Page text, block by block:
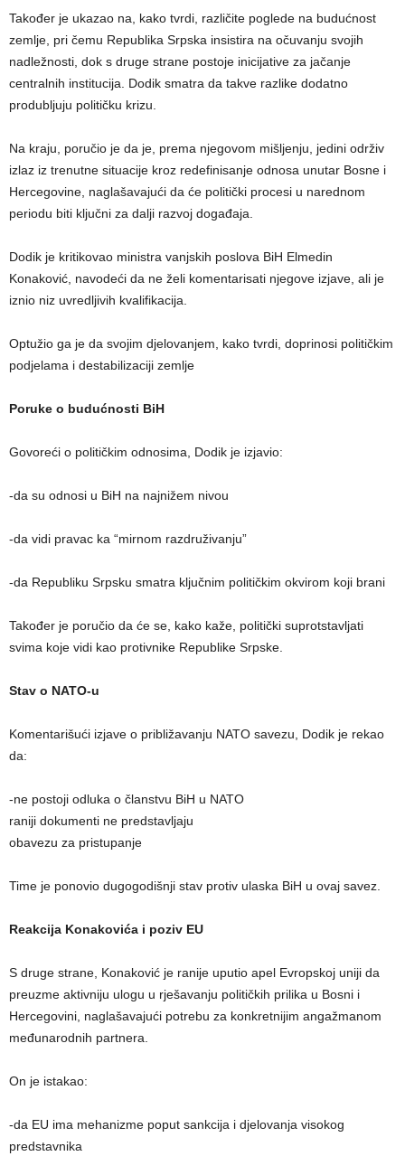
Također je ukazao na, kako tvrdi, različite poglede na budućnost
zemlje, pri čemu Republika Srpska insistira na očuvanju svojih
nadležnosti, dok s druge strane postoje inicijative za jačanje
centralnih institucija. Dodik smatra da takve razlike dodatno
produbljuju političku krizu.
Na kraju, poručio je da je, prema njegovom mišljenju, jedini održiv
izlaz iz trenutne situacije kroz redefinisanje odnosa unutar Bosne i
Hercegovine, naglašavajući da će politički procesi u narednom
periodu biti ključni za dalji razvoj događaja.
Dodik je kritikovao ministra vanjskih poslova BiH Elmedin
Konaković, navodeći da ne želi komentarisati njegove izjave, ali je
iznio niz uvredljivih kvalifikacija.
Optužio ga je da svojim djelovanjem, kako tvrdi, doprinosi političkim
podjelama i destabilizaciji zemlje
Poruke o budućnosti BiH
Govoreći o političkim odnosima, Dodik je izjavio:
-da su odnosi u BiH na najnižem nivou
-da vidi pravac ka “mirnom razdruživanju”
-da Republiku Srpsku smatra ključnim političkim okvirom koji brani
Također je poručio da će se, kako kaže, politički suprotstavljati
svima koje vidi kao protivnike Republike Srpske.
Stav o NATO-u
Komentarišući izjave o približavanju NATO savezu, Dodik je rekao
da:
-ne postoji odluka o članstvu BiH u NATO
raniji dokumenti ne predstavljaju
obavezu za pristupanje
Time je ponovio dugogodišnji stav protiv ulaska BiH u ovaj savez.
Reakcija Konakovića i poziv EU
S druge strane, Konaković je ranije uputio apel Evropskoj uniji da
preuzme aktivniju ulogu u rješavanju političkih prilika u Bosni i
Hercegovini, naglašavajući potrebu za konkretnijim angažmanom
međunarodnih partnera.
On je istakao:
-da EU ima mehanizme poput sankcija i djelovanja visokog
predstavnika